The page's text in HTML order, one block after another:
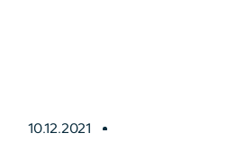
10.12.2021